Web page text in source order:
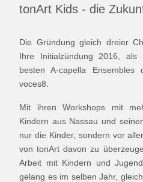
tonArt Kids - die
Die Gründung gleich dreier
Ihre Initialzündung 2016,
besten A-capella
voces8.
Mit ihren Workshops mit
Kindern aus Nassau und
nur die Kinder, sondern vor
von tonArt davon zu
Arbeit mit Kindern und
gelang es im selben Jahr,